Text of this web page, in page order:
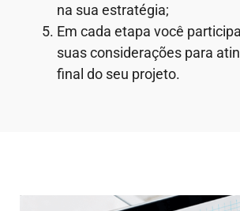
na sua estratégia;
Em cada etapa você
suas considerações para
final do seu projeto.